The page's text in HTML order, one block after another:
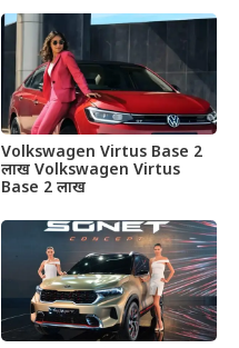
Volkswagen Virtus Base 2
लाख Volkswagen Virtus
Base 2 लाख